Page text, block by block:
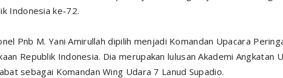
Indonesia ke-72.
Pnb M. Yani Amirullah dipilih menjadi Komandan Upacara
Republik Indonesia. Dia merupakan lulusan Akademi Angkatan
sebagai Komandan Wing Udara 7 Lanud Supadio.